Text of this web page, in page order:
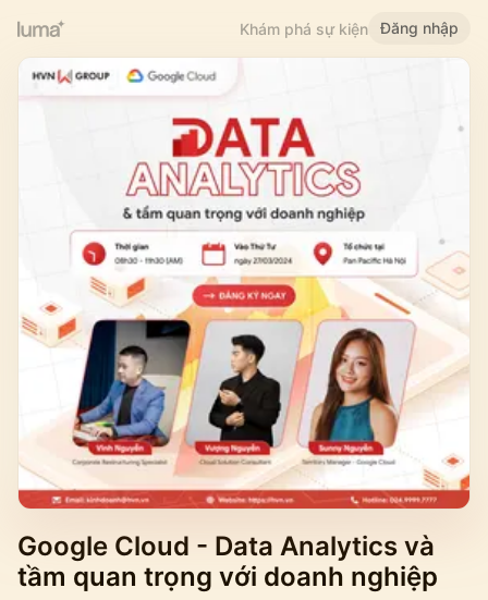
Khám phá sự kiện Đăng nhập
Google Cloud - Data Analytics và
tầm quan trọng với doanh nghiệp